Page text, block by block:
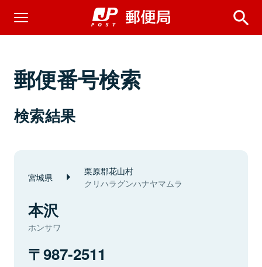
郵便番号検索
検索結果
宮城県 栗原郡花山村
クリハラグンハナヤマムラ
本沢
ホンサワ
987-2511